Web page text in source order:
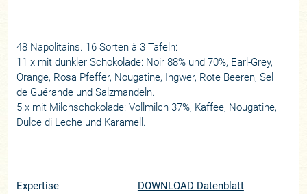
48 Napolitains. 16 Sorten à 3 Tafeln:
11 x mit dunkler Schokolade: Noir 88% und 70%, Earl-Grey,
Orange, Rosa Pfeffer, Nougatine, Ingwer, Rote Beeren, Sel
de Guérande und Salzmandeln.
5 x mit Milchschokolade: Vollmilch 37%, Kaffee, Nougatine,
Dulce di Leche und Karamell.
Expertise
DOWNLOAD Datenblatt